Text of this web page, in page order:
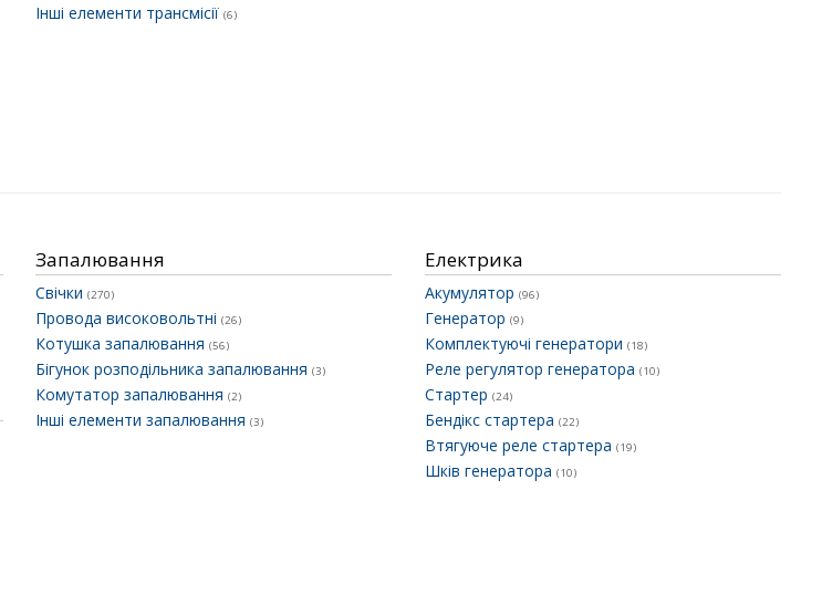
Інші елементи трансмісії (6)
Запалювання
Свічки (270)
Провода високовольтні (26)
Котушка запалювання (56)
Бігунок розподільника запалювання (3)
Комутатор запалювання (2)
Інші елементи запалювання (3)
Електрика
Акумулятор (96)
Генератор (9)
Комплектуючі генератори (18)
Реле регулятор генератора (10)
Стартер (24)
Бендікс стартера (22)
Втягуюче реле стартера (19)
Шків генератора (10)